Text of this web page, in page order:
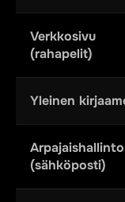
Verkkosivu
(rahapelit)
Yleinen
Arpajaishallinto
(sähköposti)